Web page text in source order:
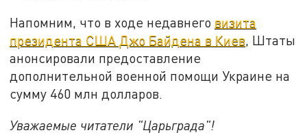
Напомним, что в ходе недавнего визита
президента США Джо Байдена в Киев, Штаты
анонсировали предоставление
дополнительной военной помощи Украине на
сумму 460 млн долларов.
Уважаемые читатели "Царьграда"!